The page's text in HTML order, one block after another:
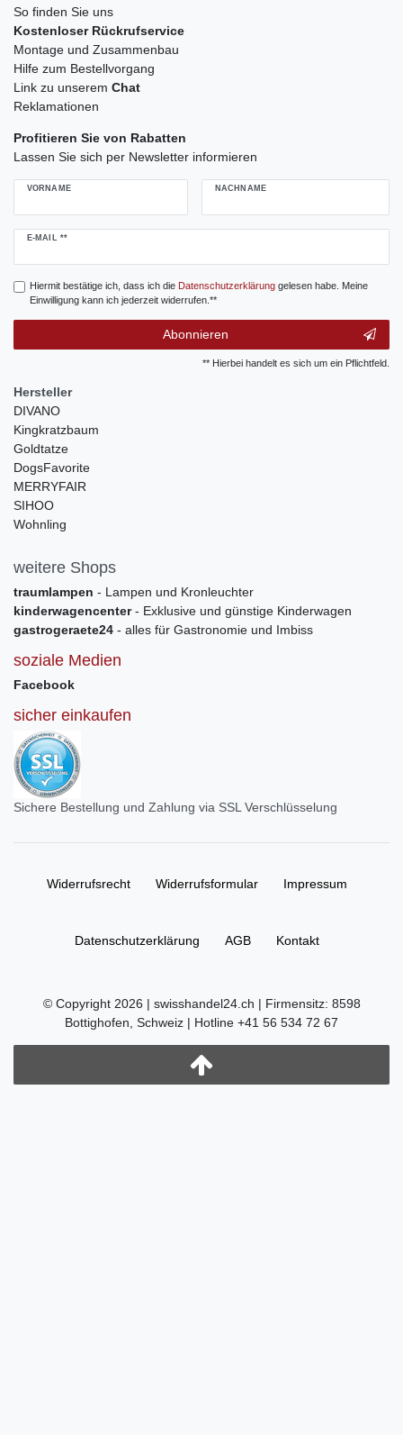
So finden Sie uns
Kostenloser Rückrufservice
Montage und Zusammenbau
Hilfe zum Bestellvorgang
Link zu unserem Chat
Reklamationen
Profitieren Sie von Rabatten
Lassen Sie sich per Newsletter informieren
VORNAME NACHNAME
E-MAIL **
Newsletter
Hiermit bestätige ich, dass ich die Daten­schutz­erklärunggelesen habe. Meine
Einwilligung kann ich jederzeit widerrufen.**
Abonnieren
** Hierbei handelt es sich um ein Pflichtfeld.
Hersteller
DIVANO
Kingkratzbaum
Goldtatze
DogsFavorite
MERRYFAIR
SIHOO
Wohnling
weitere Shops
traumlampen - Lampen und Kronleuchter
kinderwagencenter- Exklusive und günstige Kinderwagen
gastrogeraete24 - alles für Gastronomie und Imbiss
soziale Medien
Facebook
sicher einkaufen
Sichere Bestellung und Zahlung via SSL Verschlüsselung
Widerrufs­recht Widerrufs­formular Impressum
Daten­schutz­erklärung AGB Kontakt
© Copyright 2026 | swisshandel24.ch | Firmensitz: 8598
Bottighofen, Schweiz | Hotline +41 56 534 72 67